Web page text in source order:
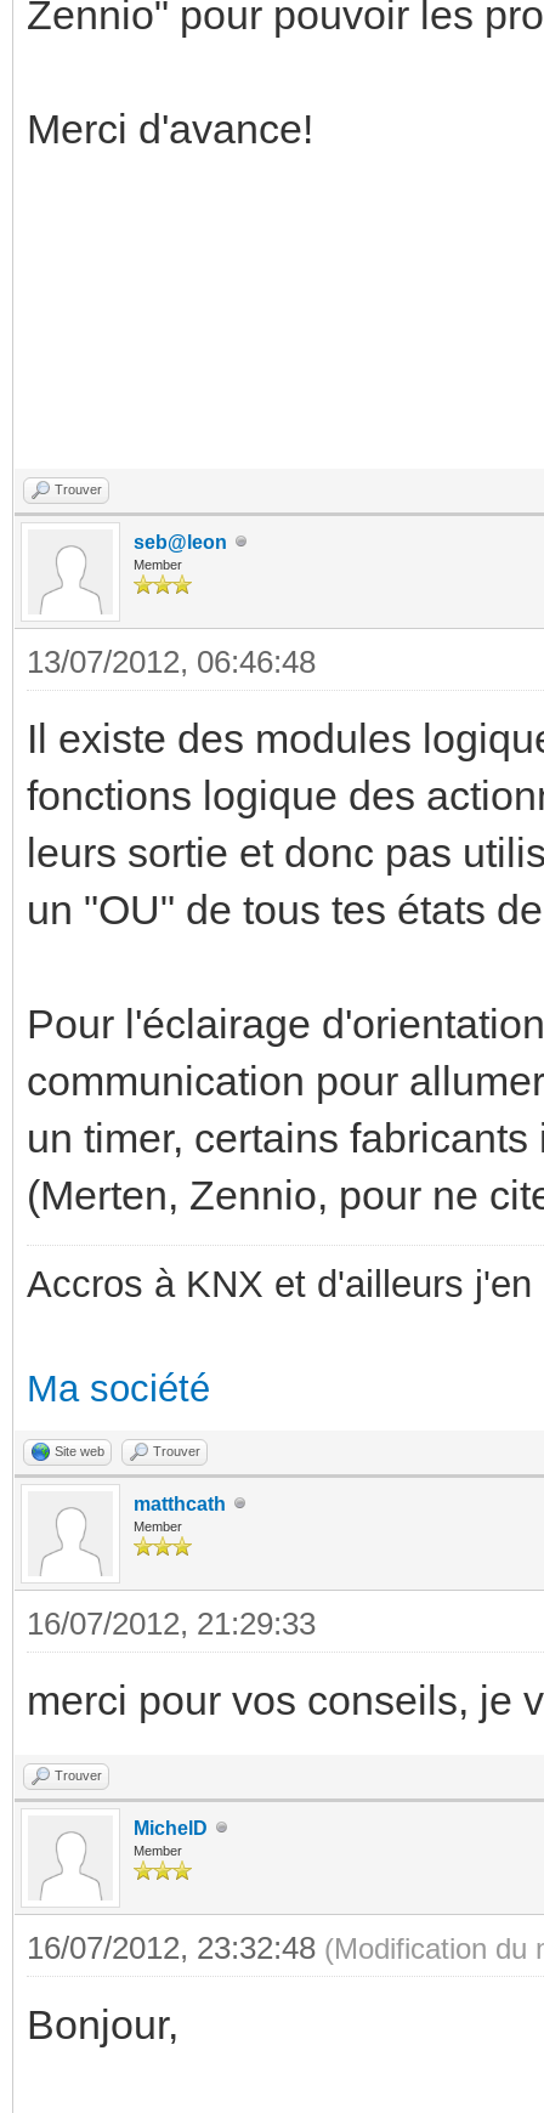
Zennio" pour pouvoir les
Merci d'avance!
Trouver
seb@leon
Member
13/07/2012, 06:46:48
Il existe des modules
fonctions logique des
leurs sortie et donc pas
un "OU" de tous tes états
Pour l'éclairage
communication pour
un timer, certains
(Merten, Zennio, pour ne
Accros à KNX et d'ailleurs
Ma société
Site web Trouver
matthcath
Member
16/07/2012, 21:29:33
merci pour vos conseils, je
Trouver
MichelD
Member
16/07/2012, 23:32:48 (Modification du
Bonjour,